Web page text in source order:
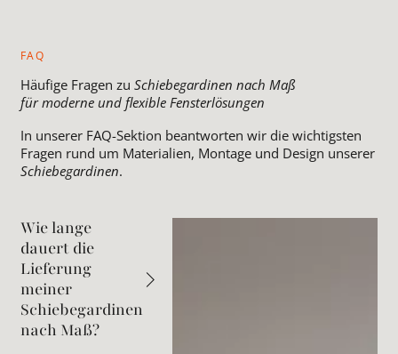
FAQ
Häufige Fragen zu Schiebegardinen nach Maß
für moderne und flexible Fensterlösungen
In unserer FAQ-Sektion beantworten wir die wichtigsten
Fragen rund um Materialien, Montage und Design unserer
Schiebegardinen.
Wie lange
dauert die
Lieferung
meiner
Schiebegardinen
nach Maß?